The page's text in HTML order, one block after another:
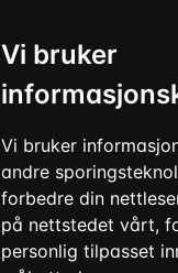
Vi bruker
Vi bruker
andre
forbedre din
på nettstedet vårt,
personlig tilpasset